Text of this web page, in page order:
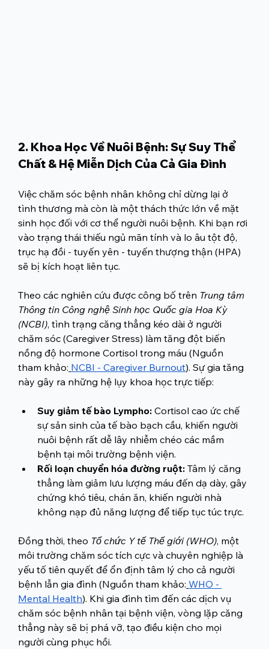
2. Khoa Học Về Nuôi Bệnh: Sự Suy Thể
Chất & Hệ Miễn Dịch Của Cả Gia Đình
Việc chăm sóc bệnh nhân không chỉ dừng lại ở
tình thương mà còn là một thách thức lớn về mặt
sinh học đối với cơ thể người nuôi bệnh. Khi bạn rơi
vào trạng thái thiếu ngủ mãn tính và lo âu tột độ,
trục hạ đồi - tuyến yên - tuyến thượng thận (HPA)
sẽ bị kích hoạt liên tục.
Theo các nghiên cứu được công bố trên Trung tâm
Thông tin Công nghệ Sinh học Quốc gia Hoa Kỳ
(NCBI), tình trạng căng thẳng kéo dài ở người
chăm sóc (Caregiver Stress) làm tăng đột biến
nồng độ hormone Cortisol trong máu (Nguồn
tham khảo: NCBI - Caregiver Burnout). Sự gia tăng
này gây ra những hệ lụy khoa học trực tiếp:
Suy giảm tế bào Lympho: Cortisol cao ức chế
sự sản sinh của tế bào bạch cầu, khiến người
nuôi bệnh rất dễ lây nhiễm chéo các mầm
bệnh tại môi trường bệnh viện.
Rối loạn chuyển hóa đường ruột: Tâm lý căng
thẳng làm giảm lưu lượng máu đến dạ dày, gây
chứng khó tiêu, chán ăn, khiến người nhà
không nạp đủ năng lượng để tiếp tục túc trực.
Đồng thời, theo Tổ chức Y tế Thế giới (WHO), một
môi trường chăm sóc tích cực và chuyên nghiệp là
yếu tố tiên quyết để ổn định tâm lý cho cả người
bệnh lẫn gia đình (Nguồn tham khảo: WHO -
Mental Health). Khi gia đình tìm đến các dịch vụ
chăm sóc bệnh nhân tại bệnh viện, vòng lặp căng
thẳng này sẽ bị phá vỡ, tạo điều kiện cho mọi
người cùng phục hồi.